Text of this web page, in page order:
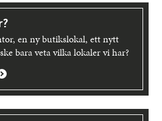
en ny butikslokal, ett nytt
bara veta vilka lokaler vi har?